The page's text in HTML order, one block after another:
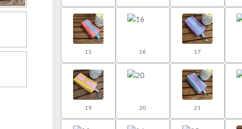
15 16 17
19 20 21